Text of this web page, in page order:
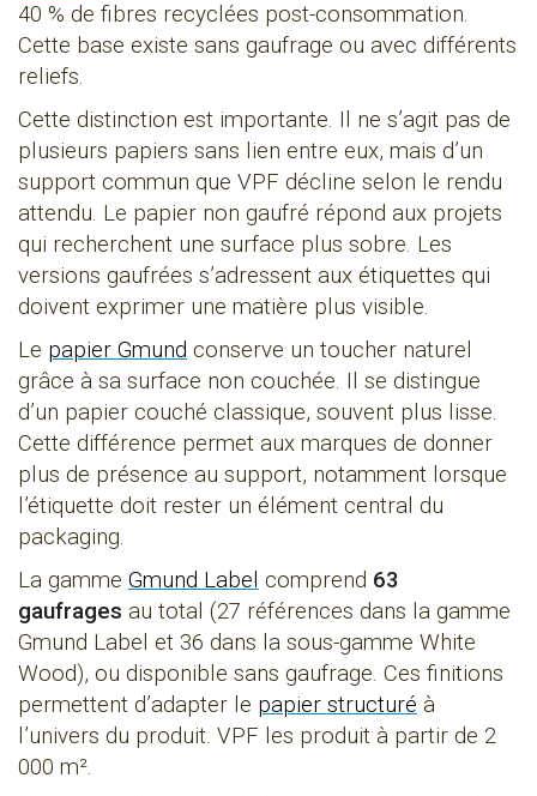
40 % de fibres recyclées post-consommation.
Cette base existe sans gaufrage ou avec différents
reliefs.
Cette distinction est importante. Il ne s’agit pas de
plusieurs papiers sans lien entre eux, mais d’un
support commun que VPF décline selon le rendu
attendu. Le papier non gaufré répond aux projets
qui recherchent une surface plus sobre. Les
versions gaufrées s’adressent aux étiquettes qui
doivent exprimer une matière plus visible.
Le papier Gmund conserve un toucher naturel
grâce à sa surface non couchée. Il se distingue
d’un papier couché classique, souvent plus lisse.
Cette différence permet aux marques de donner
plus de présence au support, notamment lorsque
l’étiquette doit rester un élément central du
packaging.
La gamme Gmund Label comprend 63
gaufrages au total (27 références dans la gamme
Gmund Label et 36 dans la sous-gamme White
Wood), ou disponible sans gaufrage. Ces finitions
permettent d’adapter le papier structuré à
l’univers du produit. VPF les produit à partir de 2
000 m².